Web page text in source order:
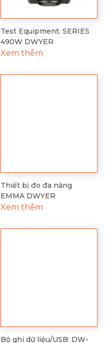
Test Equipment: SERIES
490W DWYER
Xem thêm
Thiết bị đo đa năng
EMMA DWYER
Xem thêm
Bộ ghi dữ liệu/USB: DW-